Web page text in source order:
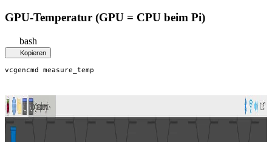
GPU-Temperatur (GPU = CPU beim Pi)
bash
Kopieren
vcgencmd measure_temp